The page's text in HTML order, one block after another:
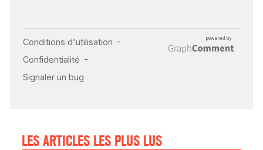
LES ARTICLES LES PLUS LUS
INSUFFISANCE
CARDIAQUE : LES